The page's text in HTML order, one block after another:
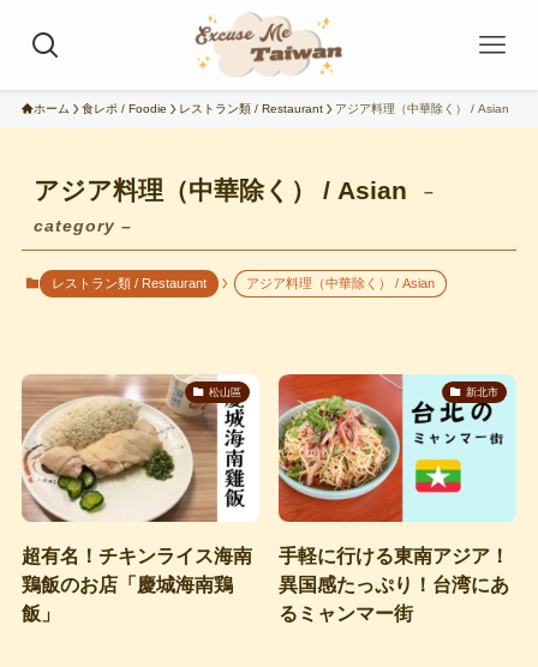
ホーム 食レポ / Foodie レストラン類 / Restaurant アジア料理（中華除く） / Asian
アジア料理（中華除く） / Asian
–
category –
レストラン類 / Restaurant アジア料理（中華除く） / Asian
松山區
超有名！チキンライス海南
鶏飯のお店「慶城海南鶏
飯」
新北市
手軽に行ける東南アジア！
異国感たっぷり！台湾にあ
るミャンマー街